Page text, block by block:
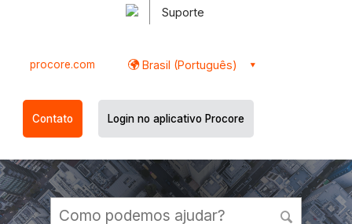
Suporte
procore.com Brasil (Português)
Contato Login no aplicativo Procore